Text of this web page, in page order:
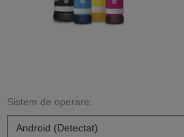
Sistem de operare: